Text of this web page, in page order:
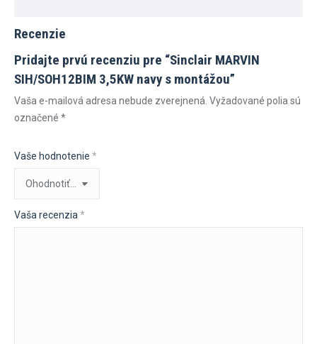
Recenzie
Pridajte prvú recenziu pre “Sinclair MARVIN
SIH/SOH12BIM 3,5KW navy s montážou”
Vaša e-mailová adresa nebude zverejnená. Vyžadované polia sú
označené *
Vaše hodnotenie *
Vaša recenzia *